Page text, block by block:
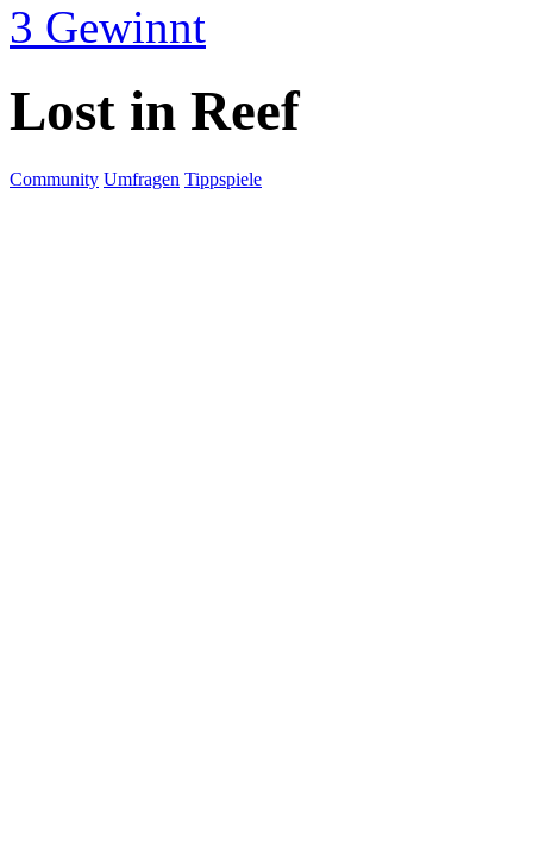
3 Gewinnt
Lost in Reef
Community Umfragen Tippspiele